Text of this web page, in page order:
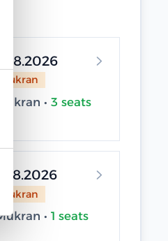
Mukran
Trainingscenter Mukran • 3 seats
Mukran
Trainingscenter Mukran • 1 seats